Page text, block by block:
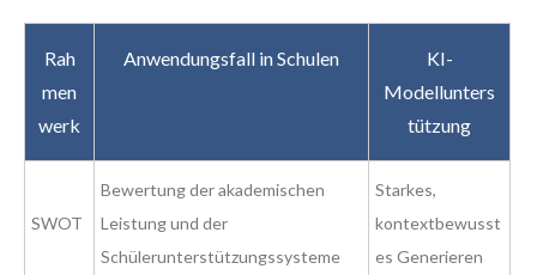
Rah
men
werk
Anwendungsfall in Schulen
KI-
Modellunters
tützung
SWOT
Bewertung der akademischen
Leistung und der
Schülerunterstützungssysteme
Starkes,
kontextbewusst
es Generieren